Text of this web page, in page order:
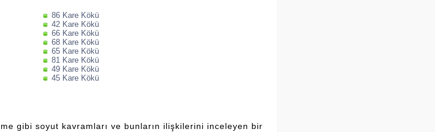
86 Kare Kökü
42 Kare Kökü
66 Kare Kökü
68 Kare Kökü
65 Kare Kökü
81 Kare Kökü
49 Kare Kökü
45 Kare Kökü
gibi soyut kavramları ve bunların ilişkilerini inceleyen bir